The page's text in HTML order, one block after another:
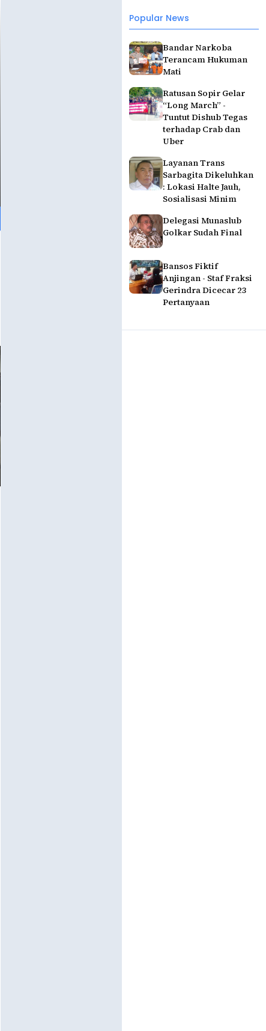
Popular News
Bandar Narkoba
Terancam Hukuman
Mati
Ratusan Sopir Gelar
“Long March” -
Tuntut Dishub Tegas
terhadap Crab dan
Uber
Layanan Trans
Sarbagita Dikeluhkan
: Lokasi Halte Jauh,
Sosialisasi Minim
Delegasi Munaslub
Golkar Sudah Final
Bansos Fiktif
Anjingan - Staf Fraksi
Gerindra Dicecar 23
Pertanyaan